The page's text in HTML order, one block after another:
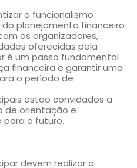
o funcionalismo
planejamento financeiro
os organizadores,
oferecidas pela
é um passo fundamental
financeira e garantir uma
o período de
estão convidados a
de orientação e
o futuro.
devem realizar a